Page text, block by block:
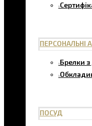
ПЕРСОНАЛЬНІ
Брелки
ПОСУД